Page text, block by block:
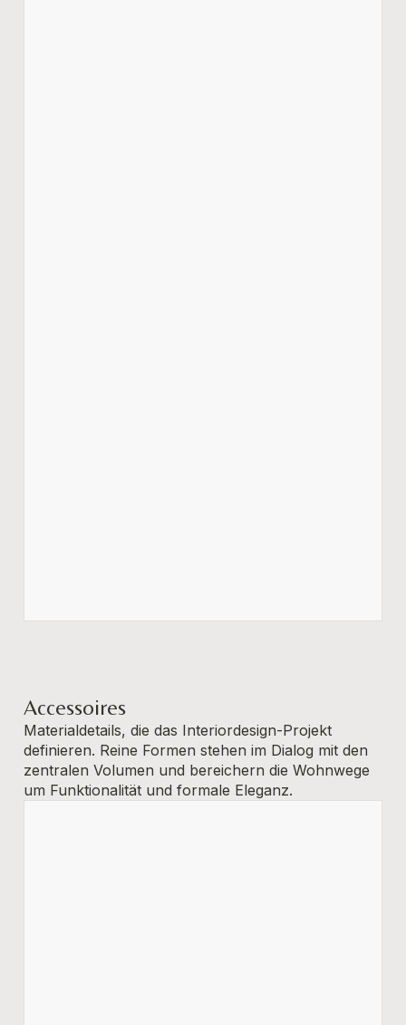
Accessoires
Materialdetails, die das Interiordesign-Projekt
definieren. Reine Formen stehen im Dialog mit den
zentralen Volumen und bereichern die Wohnwege
um Funktionalität und formale Eleganz.